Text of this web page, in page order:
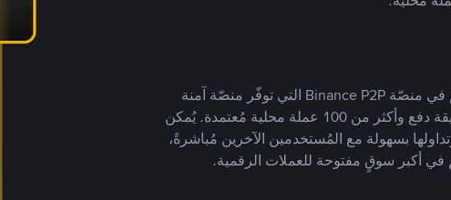
يضع ملايين المُستخدمين حول العالم ثقتهم في منصّة Binance P2P التي توفّر منصّة آمنة
لتداول العملات الرقمية بأكثر من 800 طريقة دفع وأكثر من 100 عملة محلية مُعتمدة. يُمكن
بسهولة مع المُستخدمين الآخرين مُباشرةً،
أكبر سوقٍ مفتوحة للعملات الرقمية.